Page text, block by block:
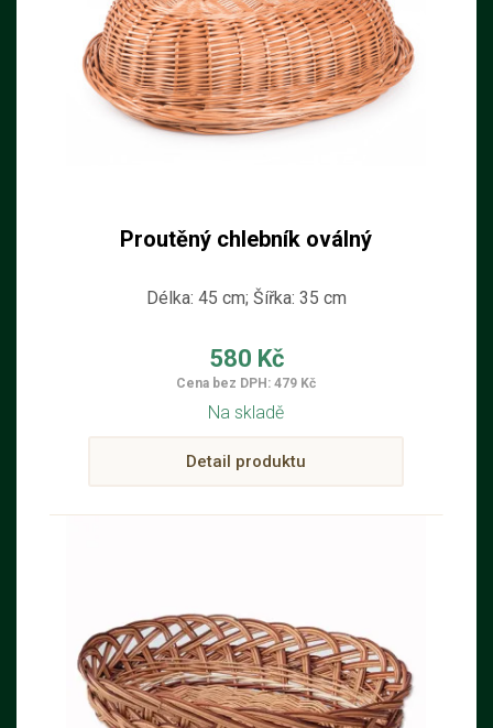
Proutěný chlebník oválný
Délka: 45 cm; Šířka: 35 cm
580 Kč
Cena bez DPH: 479 Kč
Na skladě
Detail produktu